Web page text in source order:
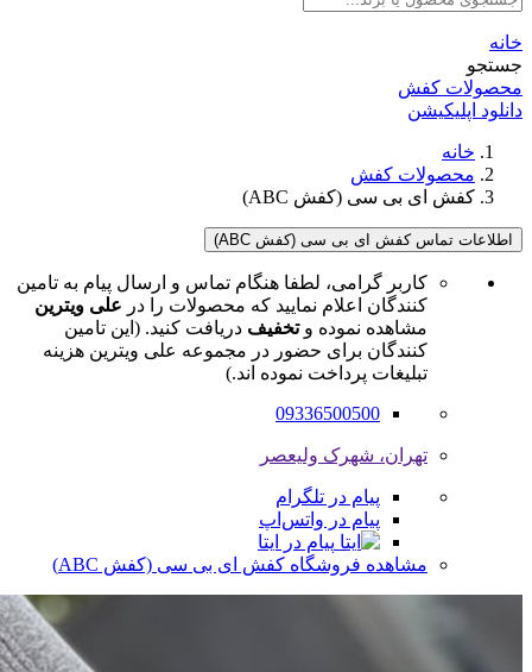
خانه
جستجو
محصولات کفش
دانلود اپلیکیشن
خانه
محصولات کفش
کفش ای بی سی (کفش ABC)
اطلاعات تماس کفش ای بی سی (کفش ABC)
کاربر گرامی، لطفا هنگام تماس و ارسال پیام به تامین
کنندگان اعلام نمایید که محصولات را در علی ویترین
مشاهده نموده وتخفیف دریافت کنید. (این تامین
کنندگان برای حضور در مجموعه علی ویترین هزینه
تبلیغات پرداخت نموده اند.)
09336500500
تهران، شهرک ولیعصر
پیام در تلگرام
پیام در واتس‌اپ
پیام در ایتا
مشاهده فروشگاه کفش ای بی سی (کفش ABC)